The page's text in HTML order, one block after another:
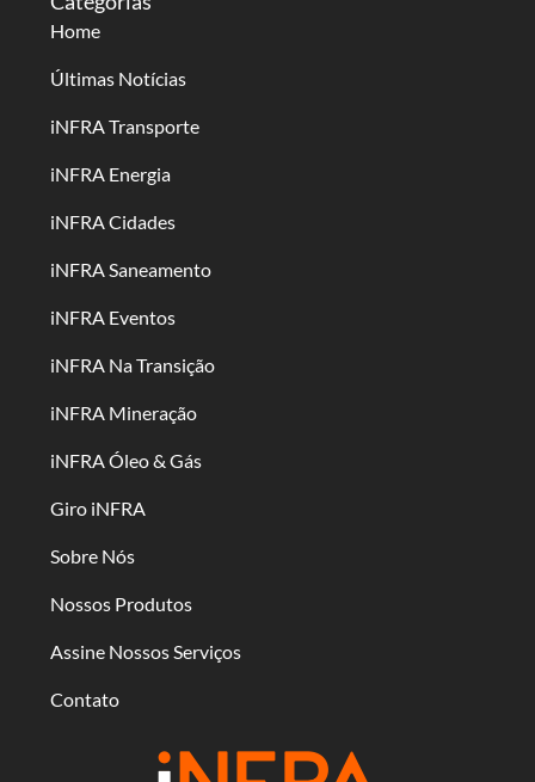
Home
Últimas Notícias
iNFRA Transporte
iNFRA Energia
iNFRA Cidades
iNFRA Saneamento
iNFRA Eventos
iNFRA Na Transição
iNFRA Mineração
iNFRA Óleo & Gás
Giro iNFRA
Sobre Nós
Nossos Produtos
Assine Nossos Serviços
Contato